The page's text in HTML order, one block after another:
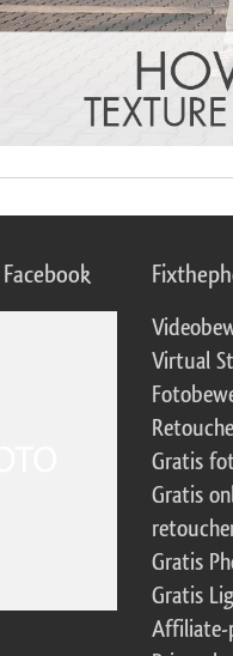
Virtual
Gratis
Gratis
Gratis
Gratis
Affiliate-